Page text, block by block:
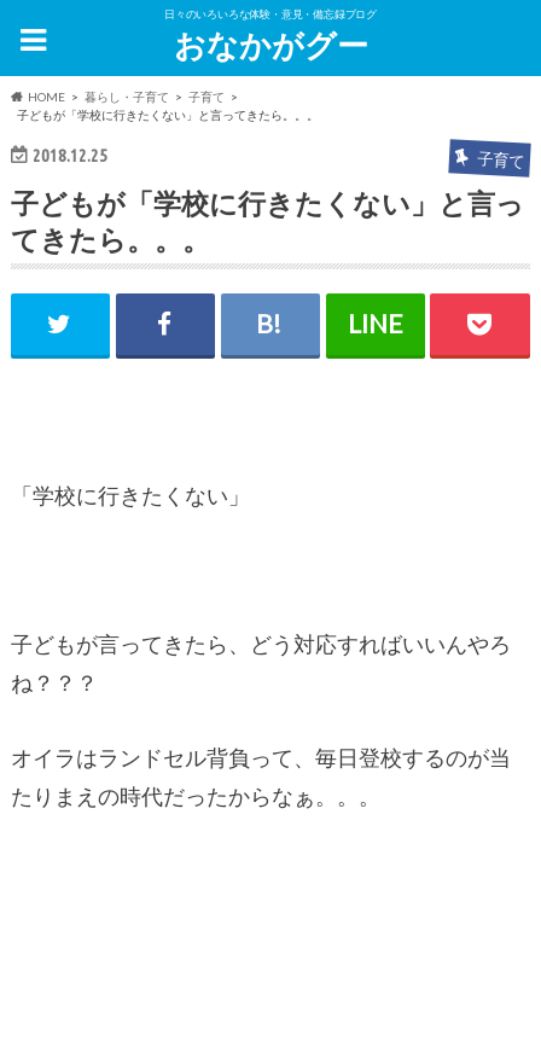
日々のいろいろな体験・意見・備忘録ブログ
おなかがグー
HOME 暮らし・子育て
子育て
子どもが「学校に行きたくない」と言ってきたら。。。
2018.12.25 子育て
子どもが「学校に行きたくない」と言っ
てきたら。。。
「学校に行きたくない」
子どもが言ってきたら、どう対応すればいいんやろ
ね？？？
オイラはランドセル背負って、毎日登校するのが当
たりまえの時代だったからなぁ。。。